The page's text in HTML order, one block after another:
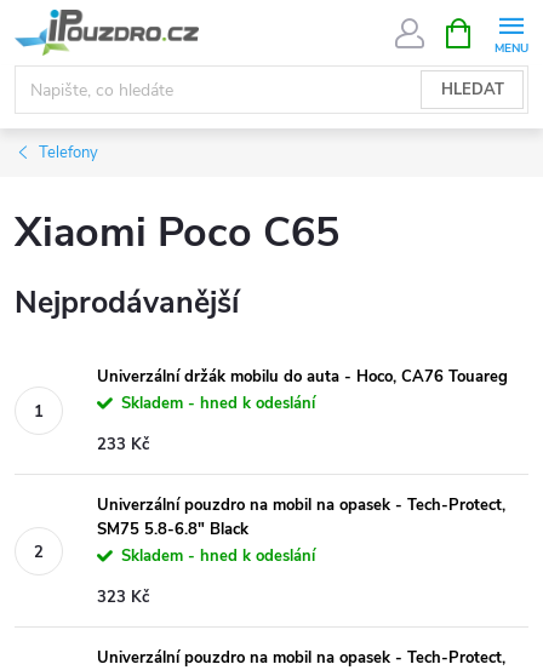
na
obsah
HLEDAT
NÁKUPNÍ
KOŠÍK
Telefony
Xiaomi Poco C65
Nejprodávanější
Univerzální držák mobilu do auta - Hoco, CA76 Touareg
Skladem - hned k odeslání
233 Kč
Univerzální pouzdro na mobil na opasek - Tech-Protect,
SM75 5.8-6.8" Black
Skladem - hned k odeslání
323 Kč
Univerzální pouzdro na mobil na opasek - Tech-Protect,